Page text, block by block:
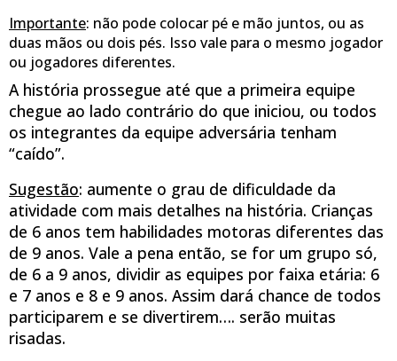
Importante: não pode colocar pé e mão juntos, ou as
duas mãos ou dois pés. Isso vale para o mesmo jogador
ou jogadores diferentes.
A história prossegue até que a primeira equipe
chegue ao lado contrário do que iniciou, ou todos
os integrantes da equipe adversária tenham
“caído”.
Sugestão: aumente o grau de dificuldade da
atividade com mais detalhes na história. Crianças
de 6 anos tem habilidades motoras diferentes das
de 9 anos. Vale a pena então, se for um grupo só,
de 6 a 9 anos, dividir as equipes por faixa etária: 6
e 7 anos e 8 e 9 anos. Assim dará chance de todos
participarem e se divertirem…. serão muitas
risadas.